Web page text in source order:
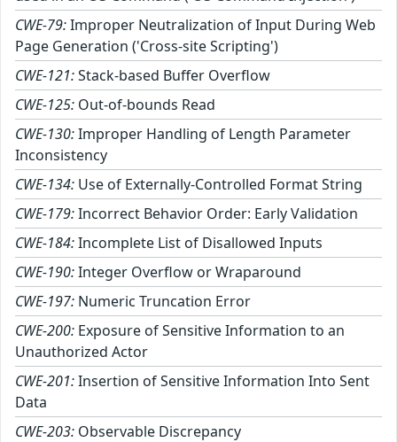
CWE-79:Improper Neutralization of Input During Web
Page Generation ('Cross-site Scripting')
CWE-121:Stack-based Buffer Overflow
CWE-125: Out-of-bounds Read
CWE-130:Improper Handling of Length Parameter
Inconsistency
CWE-134: Use of Externally-Controlled Format String
CWE-179:Incorrect Behavior Order: Early Validation
CWE-184:Incomplete List of Disallowed Inputs
CWE-190:Integer Overflow or Wraparound
CWE-197: Numeric Truncation Error
CWE-200: Exposure of Sensitive Information to an
Unauthorized Actor
CWE-201:Insertion of Sensitive Information Into Sent
Data
CWE-203: Observable Discrepancy